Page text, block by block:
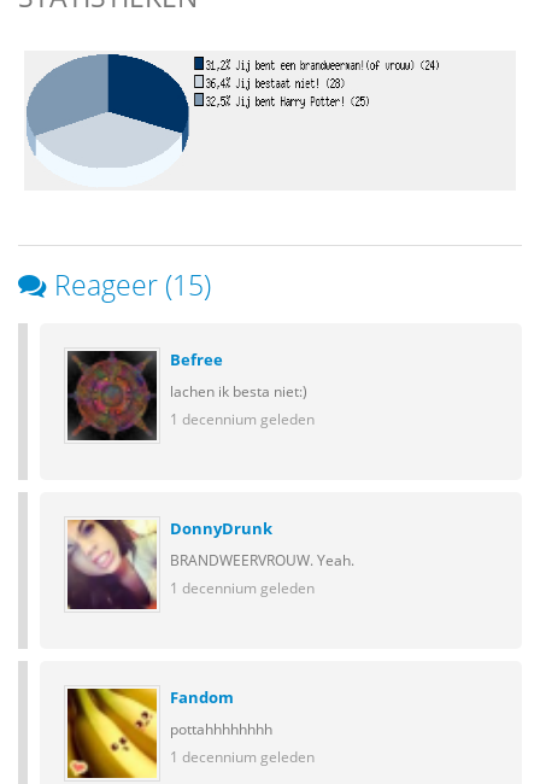
Reageer (15)
Befree
lachen ik besta niet:)
1 decennium geleden
DonnyDrunk
BRANDWEERVROUW. Yeah.
1 decennium geleden
Fandom
pottahhhhhhhh
1 decennium geleden